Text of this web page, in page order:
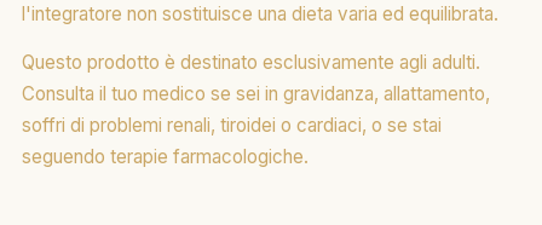
l'integratore non sostituisce una dieta varia ed equilibrata.
Questo prodotto è destinato esclusivamente agli adulti.
Consulta il tuo medico se sei in gravidanza, allattamento,
soffri di problemi renali, tiroidei o cardiaci, o se stai
seguendo terapie farmacologiche.